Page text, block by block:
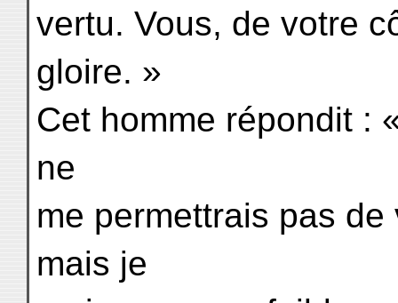
vertu. Vous, de votre
gloire. »
Cet homme répondit :
ne
me permettrais pas
mais je